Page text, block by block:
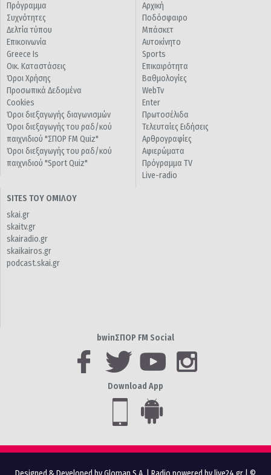
Πρόγραμμα
Συχνότητες
Δελτία τύπου
Επικοινωνία
Greece Is
Οικ. Καταστάσεις
Όροι Χρήσης
Προσωπικά Δεδομένα
Cookies
Όροι διεξαγωγής διαγωνισμών
Όροι διεξαγωγής του ραδ/κού
παιχνιδιού "ΣΠΟΡ FM Quiz"
Όροι διεξαγωγής του ραδ/κού
παιχνιδιού "Sport Quiz"
Αρχική
Ποδόσφαιρο
Μπάσκετ
Αυτοκίνητο
Sports
Επικαιρότητα
Βαθμολογίες
WebTv
Enter
Πρωτοσέλιδα
Τελευταίες Ειδήσεις
Αρθρογραφίες
Αφιερώματα
Πρόγραμμα TV
Live-radio
SITES ΤΟΥ ΟΜΙΛΟΥ
skai.gr
skaitv.gr
skairadio.gr
skaikairos.gr
podcast.skai.gr
bwinΣΠΟΡ FM Social
Download App